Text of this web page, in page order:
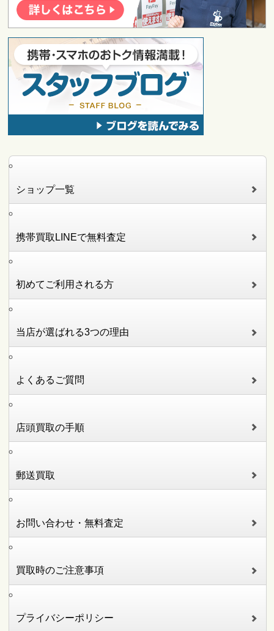
ショップ一覧
携帯買取LINEで無料査定
初めてご利用される方
当店が選ばれる3つの理由
よくあるご質問
店頭買取の手順
郵送買取
お問い合わせ・無料査定
買取時のご注意事項
プライバシーポリシー